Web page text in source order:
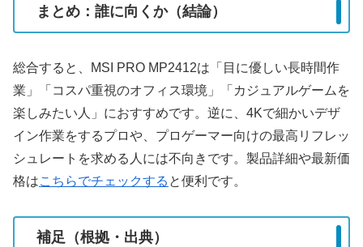
まとめ：誰に向くか（結論）
総合すると、MSI PRO MP2412は「目に優しい長時間作
業」「コスパ重視のオフィス環境」「カジュアルゲームを
楽しみたい人」におすすめです。逆に、4Kで細かいデザ
イン作業をするプロや、プロゲーマー向けの最高リフレッ
シュレートを求める人には不向きです。製品詳細や最新価
格はこちらでチェックする と便利です。
補足（根拠・出典）